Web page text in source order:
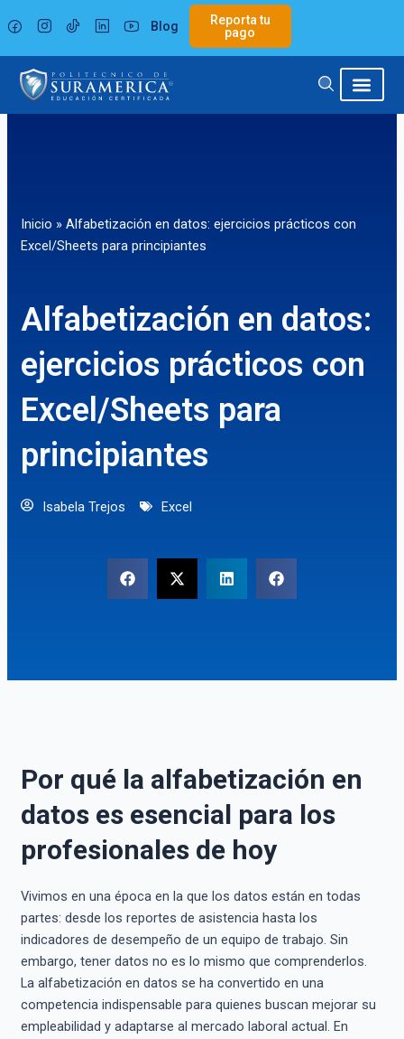
al
contenido
Blog
Reporta tu
pago
Inicio » Alfabetización en datos: ejercicios prácticos con
Excel/Sheets para principiantes
Alfabetización en datos:
ejercicios prácticos con
Excel/Sheets para
principiantes
Isabela Trejos Excel
Por qué la alfabetización en
datos es esencial para los
profesionales de hoy
Vivimos en una época en la que los datos están en todas
partes: desde los reportes de asistencia hasta los
indicadores de desempeño de un equipo de trabajo. Sin
embargo, tener datos no es lo mismo que comprenderlos.
La alfabetización en datos se ha convertido en una
competencia indispensable para quienes buscan mejorar su
empleabilidad y adaptarse al mercado laboral actual. En